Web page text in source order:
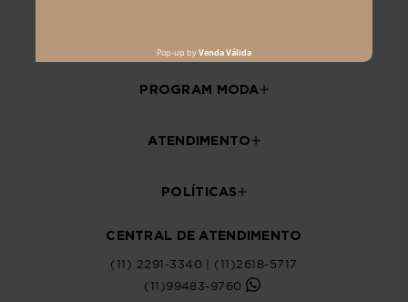
PROGRAM MODA
ATENDIMENTO
POLÍTICAS
CENTRAL DE ATENDIMENTO
(11) 2291-3340 | (11)2618-5717
(11)99483-9760